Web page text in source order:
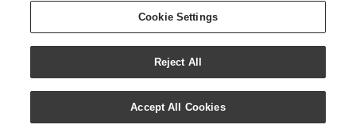
Cookie Settings
Reject All
Accept All Cookies